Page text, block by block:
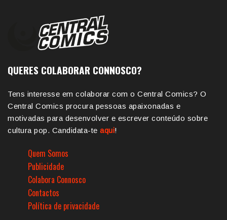
QUERES COLABORAR CONNOSCO?
Tens interesse em colaborar com o Central Comics? O
Central Comics procura pessoas apaixonadas e
motivadas para desenvolver e escrever conteúdo sobre
cultura pop. Candidata-te aqui!
Quem Somos
Publicidade
Colabora Connosco
Contactos
Política de privacidade